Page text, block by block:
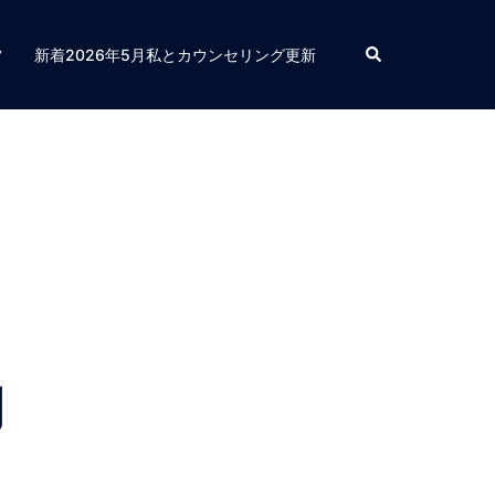
新着2026年5月私とカウンセリング更新
検
索